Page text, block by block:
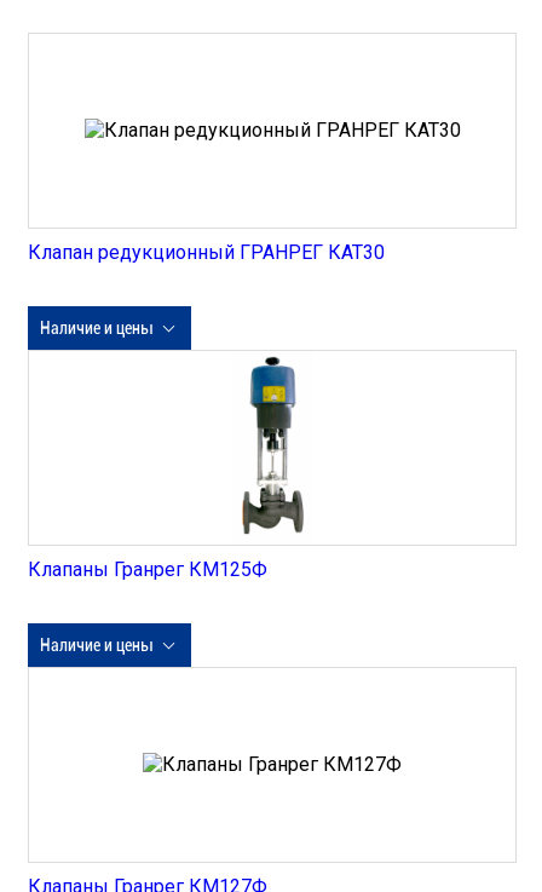
Клапан редукционный ГРАНРЕГ КАТ30
Наличие и цены
Клапаны Гранрег КМ125Ф
Наличие и цены
Клапаны Гранрег КМ127Ф